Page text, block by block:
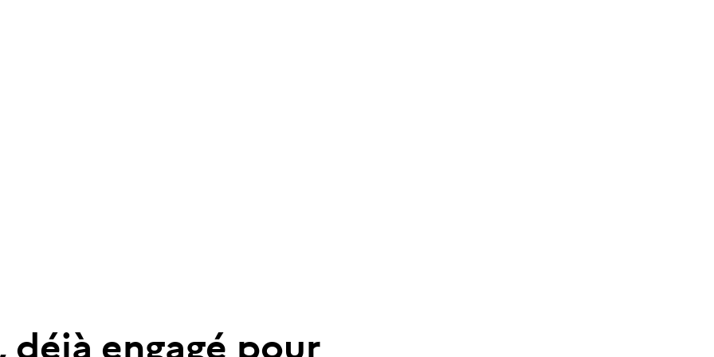
déjà engagé pour